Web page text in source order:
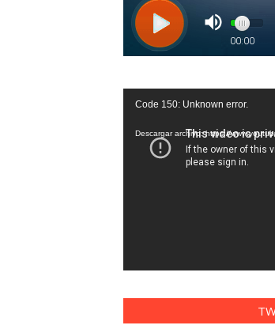
Reproductor
vídeo
Code 150: Unknown error.
Descargar archivo: https://